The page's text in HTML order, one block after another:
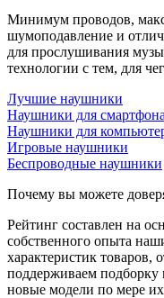
Минимум проводов,
шумоподавление и
для прослушивания
технологии с тем, для
Лучшие наушники
Наушники для смартфона
Наушники для
Игровые наушники
Беспроводные наушники
Почему вы можете
Рейтинг составлен на
собственного опыта
характеристик
поддерживаем подборку
новые модели по мере